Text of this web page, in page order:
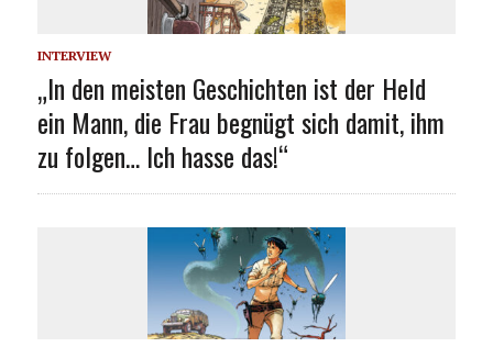
INTERVIEW
„In den meisten Geschichten ist der Held
ein Mann, die Frau begnügt sich damit, ihm
zu folgen… Ich hasse das!“